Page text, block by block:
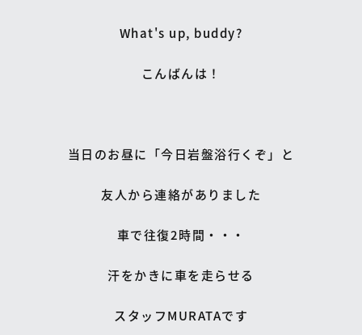
What's up, buddy?
こんばんは！
当日のお昼に「今日岩盤浴行くぞ」と
友人から連絡がありました
車で往復2時間・・・
汗をかきに車を走らせる
スタッフMURATAです